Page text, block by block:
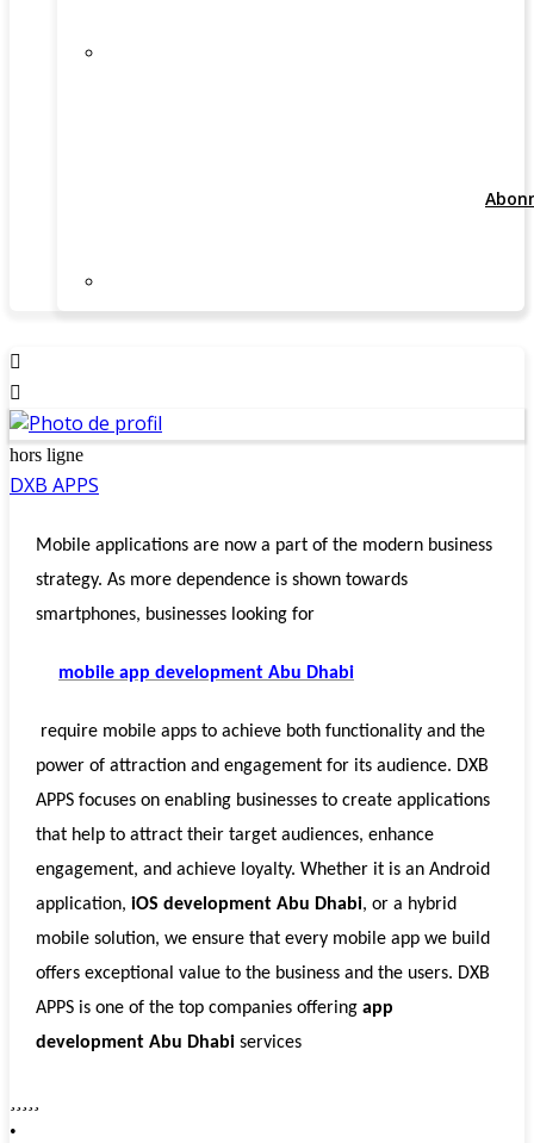
hors ligne
DXB APPS
Mobile applications are now a part of the modern business
strategy. As more dependence is shown towards
smartphones, businesses looking for
mobile app development Abu Dhabi
require mobile apps to achieve both functionality and the
power of attraction and engagement for its audience. DXB
APPS focuses on enabling businesses to create applications
that help to attract their target audiences, enhance
engagement, and achieve loyalty. Whether it is an Android
application, iOS development Abu Dhabi, or a hybrid
mobile solution, we ensure that every mobile app we build
offers exceptional value to the business and the users. DXB
APPS is one of the top companies offering app
development Abu Dhabi services
•